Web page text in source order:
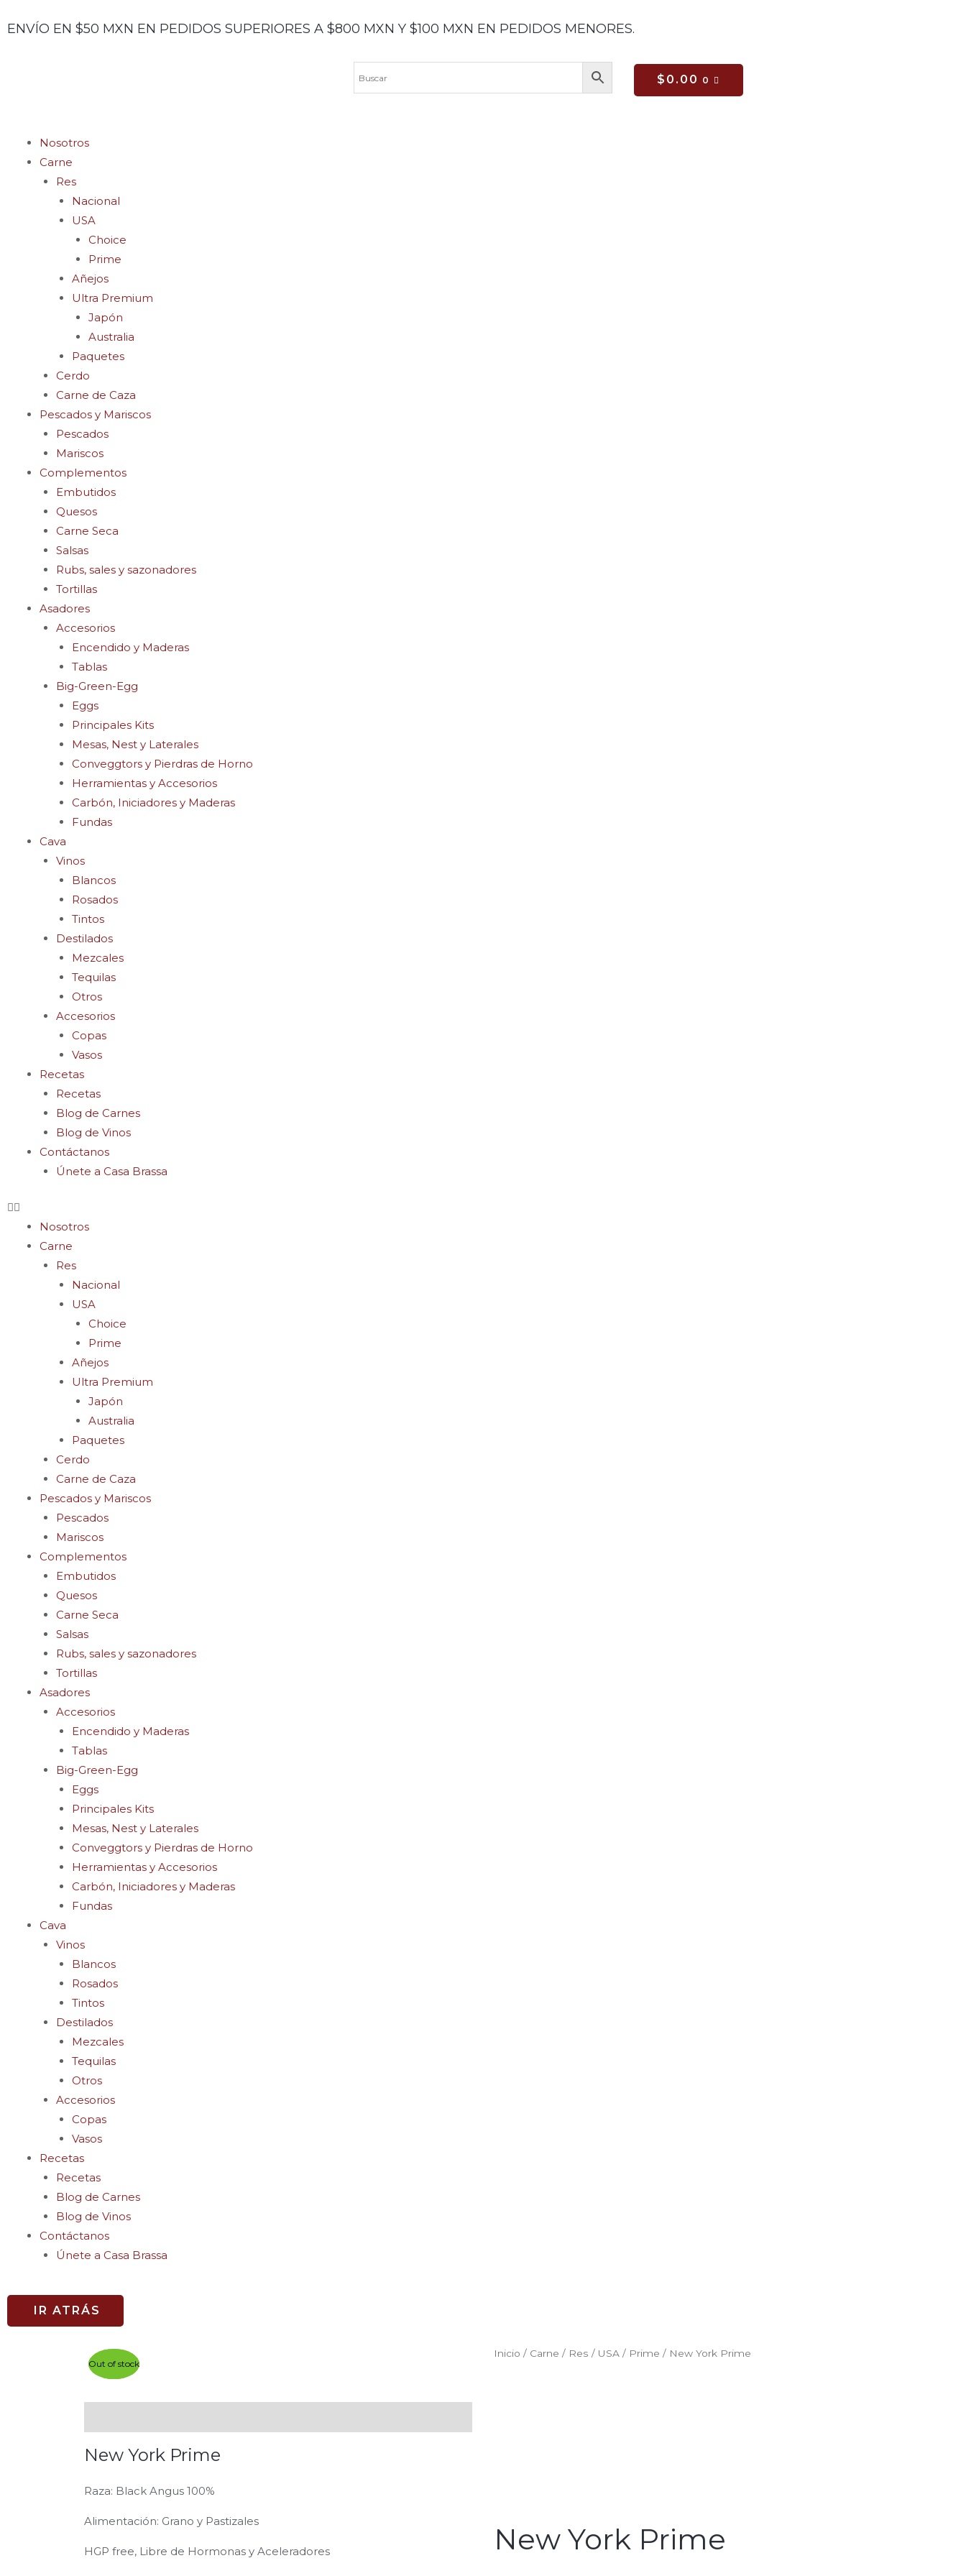
alENVÍO EN $50 MXN EN PEDIDOS SUPERIORES A $800 MXN Y $100 MXN EN PEDIDOS MENORES.
$ 0.00 0
CART
Nosotros
Carne
Res
Nacional
USA
Choice
Prime
Añejos
Ultra Premium
Japón
Australia
Paquetes
Cerdo
Carne de Caza
Pescados y Mariscos
Pescados
Mariscos
Complementos
Embutidos
Quesos
Carne Seca
Salsas
Rubs, sales y sazonadores
Tortillas
Asadores
Accesorios
Encendido y Maderas
Tablas
Big-Green-Egg
Eggs
Principales Kits
Mesas, Nest y Laterales
Conveggtors y Pierdras de Horno
Herramientas y Accesorios
Carbón, Iniciadores y Maderas
Fundas
Cava
Vinos
Blancos
Rosados
Tintos
Destilados
Mezcales
Tequilas
Otros
Accesorios
Copas
Vasos
Recetas
Recetas
Blog de Carnes
Blog de Vinos
Contáctanos
Únete a Casa Brassa
Menu
Nosotros
Carne
Res
Nacional
USA
Choice
Prime
Añejos
Ultra Premium
Japón
Australia
Paquetes
Cerdo
Carne de Caza
Pescados y Mariscos
Pescados
Mariscos
Complementos
Embutidos
Quesos
Carne Seca
Salsas
Rubs, sales y sazonadores
Tortillas
Asadores
Accesorios
Encendido y Maderas
Tablas
Big-Green-Egg
Eggs
Principales Kits
Mesas, Nest y Laterales
Conveggtors y Pierdras de Horno
Herramientas y Accesorios
Carbón, Iniciadores y Maderas
Fundas
Cava
Vinos
Blancos
Rosados
Tintos
Destilados
Mezcales
Tequilas
Otros
Accesorios
Copas
Vasos
Recetas
Recetas
Blog de Carnes
Blog de Vinos
Contáctanos
Únete a Casa Brassa
IR ATRÁS
Out of stock
Out of stock
New York Prime
Raza: Black Angus 100%
Alimentación: Grano y Pastizales
HGP free, Libre de Hormonas y Aceleradores
Inicio / Carne / Res / USA / Prime / New York Prime
New York Prime